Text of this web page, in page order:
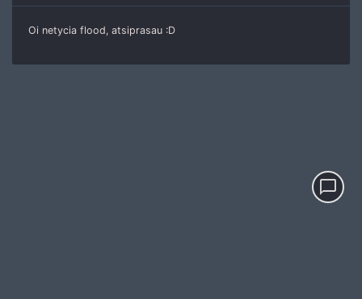
Oi netycia flood, atsiprasau :D
chat_bubble_outline